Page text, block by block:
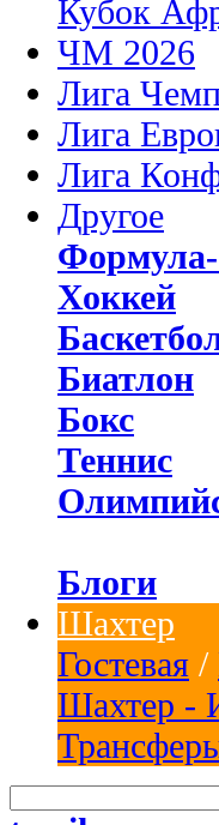
Кубок
ЧМ 2026
Лига
Лига
Лига
Другое
Хоккей
Биатлон
Бокс
Теннис
Блоги
Шахтер
Гостевая /
Шахтер -